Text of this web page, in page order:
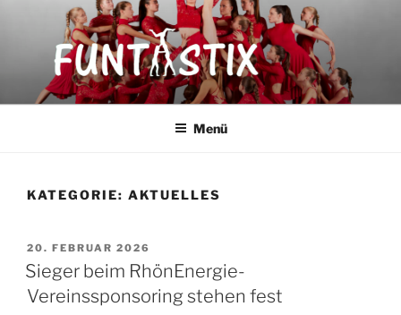
FUNTASTIX
Showakrobatik
Menü
KATEGORIE: AKTUELLES
VERÖFFENTLICHT
AM
20. FEBRUAR 2026
Sieger beim RhönEnergie-
Vereinssponsoring stehen fest